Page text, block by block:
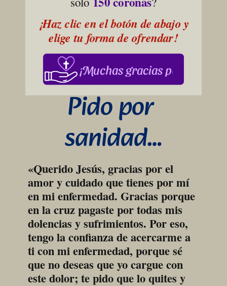
¡Haz clic en el botón de abajo y
elige tu forma de ofrendar!
¡Muchas gracias por su
Pido por
sanidad…
«Querido Jesús, gracias por el
amor y cuidado que tienes por mí
en mi enfermedad. Gracias porque
en la cruz pagaste por todas mis
dolencias y sufrimientos. Por eso,
tengo la confianza de acercarme a
ti con mi enfermedad, porque sé
que no deseas que yo cargue con
este dolor; te pido que lo quites y